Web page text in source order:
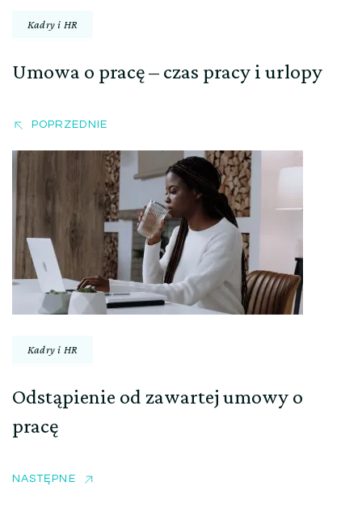
Kadry i HR
Umowa o pracę – czas pracy i urlopy
POPRZEDNIE
Kadry i HR
Odstąpienie od zawartej umowy o
pracę
NASTĘPNE